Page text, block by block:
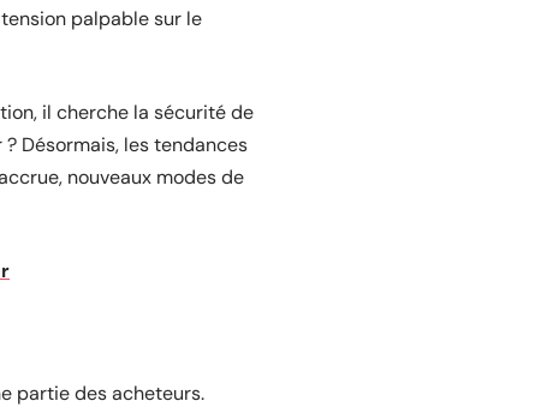
palpable sur le
il cherche la sécurité de
Désormais, les tendances
nouveaux modes de
partie des acheteurs.